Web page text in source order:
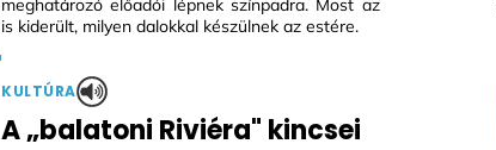
meghatározó előadói lépnek színpadra. Most az
is kiderült, milyen dalokkal készülnek az estére.
KULTÚRA
A „balatoni Riviéra" kincsei